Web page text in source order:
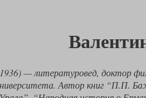
— литературовед, доктор
Автор книг “П.П.